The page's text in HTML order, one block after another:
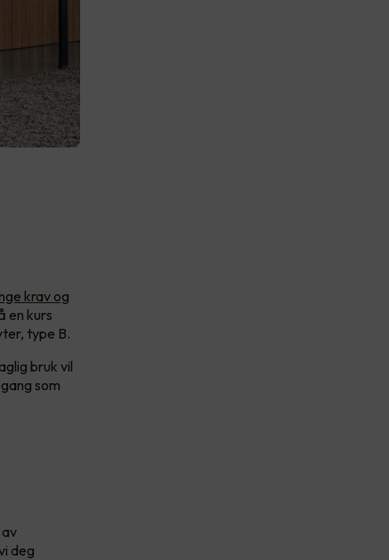
krav og
en kurs
type B.
bruk vil
som
deg